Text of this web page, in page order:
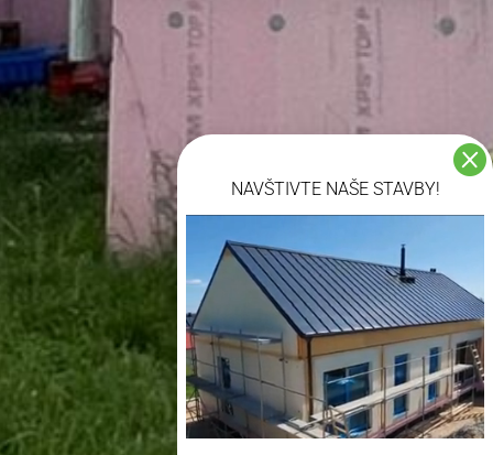
NAVŠTIVTE NAŠE STAVBY!
Video přehrávač
